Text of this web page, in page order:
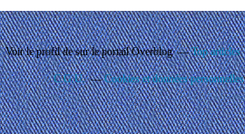
Voir le profil desur le portail Overblog Top articles
C.G.U. Cookies et données personnelles